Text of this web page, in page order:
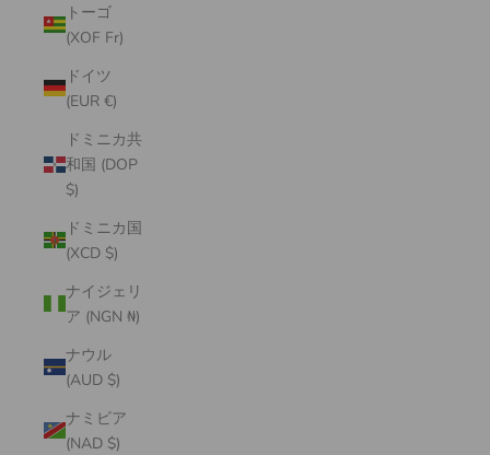
トーゴ
(XOF Fr)
ドイツ
(EUR €)
ドミニカ共
和国 (DOP
$)
ドミニカ国
(XCD $)
ナイジェリ
ア (NGN ₦)
ナウル
(AUD $)
ナミビア
(NAD $)